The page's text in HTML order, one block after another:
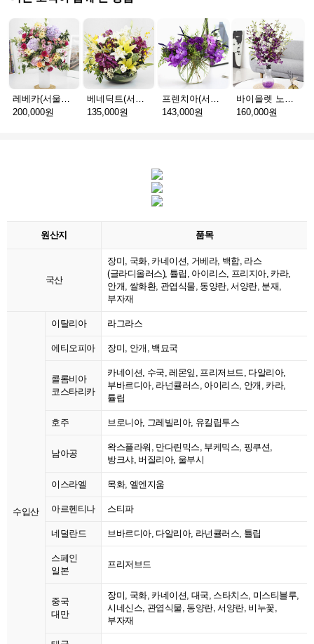
200,000원
135,000원
143,000원
160,000원
원산지 품목
국산
장미, 국화, 카네이션, 거베라, 백합, 라스
(글라디올러스), 튤립, 아이리스, 프리지아, 카라,
안개, 쌀화환, 관엽식물, 동양란, 서양란, 분재,
부자재
수입산
이탈리아 라그라스
에티오피아 장미, 안개, 백묘국
콜롬비아
코스타리카
카네이션, 수국, 레몬잎, 프리저브드, 다알리아,
부바르디아, 라넌큘러스, 아이리스, 안개, 카라,
튤립
호주 브로니아, 그레빌리아, 유킬립투스
남아공
왁스플라워, 만다린믹스, 부케믹스, 핑쿠션,
방크샤, 버질리아, 울부시
이스라엘 목화, 엘엔지움
아르헨티나 스티파
네덜란드 브바르디아, 다알리아, 라넌큘러스, 튤립
스페인
일본
프리저브드
중국
대만
장미, 국화, 카네이션, 대국, 스타치스, 미스티블루,
시네신스, 관엽식물, 동양란, 서양란, 비누꽃,
부자재